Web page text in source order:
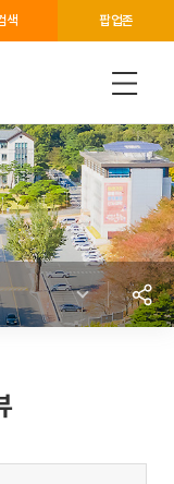
색 팝업존